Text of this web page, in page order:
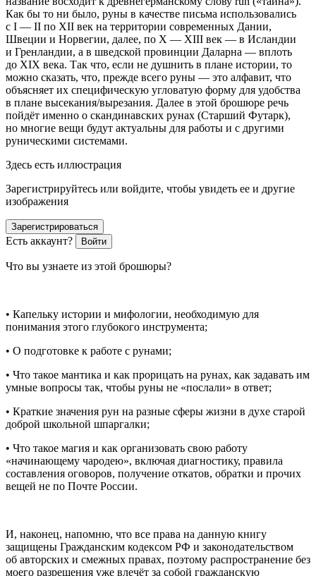
Как бы то ни было, руны в качестве письма использовались
с I — II по XII век на территории современных Дании,
Швеции и Норвегии, далее, по X — XIII век — в Исландии
и Гренландии, а в шведской провинции Даларна — вплоть
до XIX века. Так что, если не душнить в плане истории, то
можно сказать, что, прежде всего руны — это алфавит, что
объясняет их специфическую угловатую форму для удобства
в плане высекания/вырезания. Далее в этой брошюре речь
пойдёт именно о скандинавских рунах (Старший Футарк),
но многие вещи будут актуальны для работы и с другими
руническими системами.
Здесь есть иллюстрация
Зарегистрируйтесь или войдите, чтобы увидеть ее и другие
изображения
Зарегистрироваться
Есть аккаунт? Войти
Что вы узнаете из этой брошюры?
• Капельку истории и мифологии, необходимую для
понимания этого глубокого инструмента;
• О подготовке к работе с рунами;
• Что такое мантика и как прорицать на рунах, как задавать им
умные вопросы так, чтобы руны не «послали» в ответ;
• Краткие значения рун на разные сферы жизни в духе старой
доброй школьной шпаргалки;
• Что такое магия и как организовать свою работу
«начинающему чародею», включая диагностику, правила
составления оговоров, получение откатов, обратки и прочих
вещей не по Почте России.
И, наконец, напомню, что все права на данную книгу
защищены Гражданским кодексом РФ и законодательством
об авторских и смежных правах, поэтому распространение без
моего разрешения уже влечёт за собой гражданскую